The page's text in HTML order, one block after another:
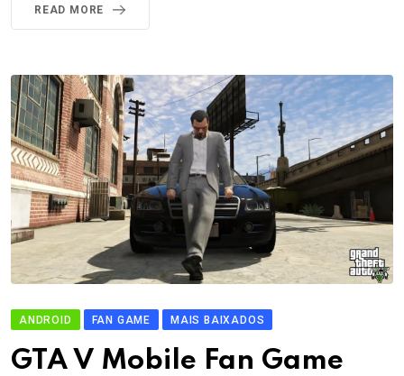
READ MORE
ANDROID FAN GAME MAIS BAIXADOS
GTA V Mobile Fan Game